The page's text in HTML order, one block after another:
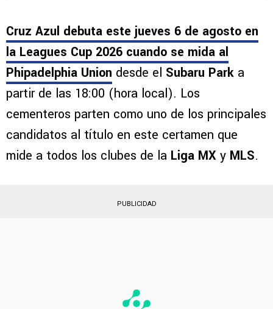
Cruz Azul debuta este jueves 6 de agosto en
la Leagues Cup 2026 cuando se mida al
Phipadelphia Union desde el Subaru Park a
partir de las 18:00 (hora local). Los
cementeros parten como uno de los principales
candidatos al título en este certamen que
mide a todos los clubes de la Liga MX y MLS.
PUBLICIDAD